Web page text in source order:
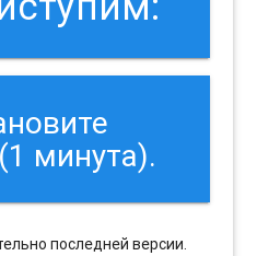
минута).
последней версии.